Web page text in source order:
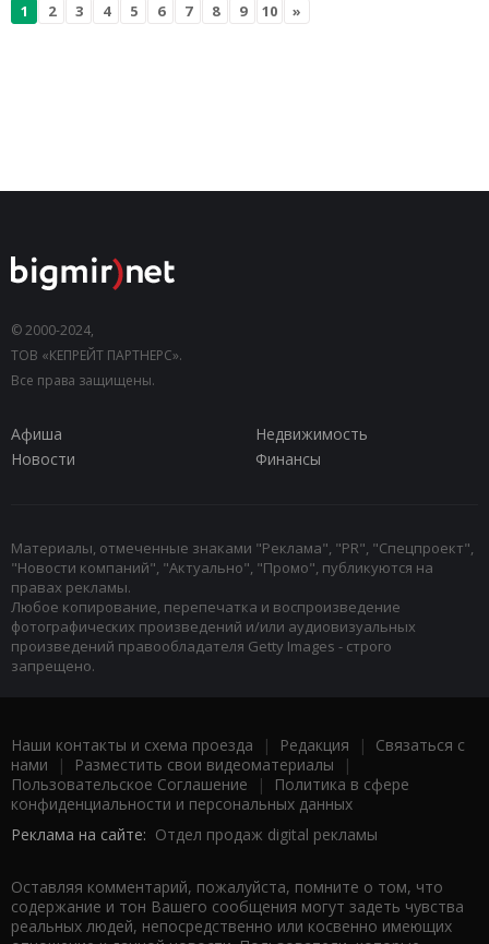
1 2 3 4 5 6 7 8 9 10 »
© 2000-2024,
ТОВ «КЕПРЕЙТ ПАРТНЕРС».
Все права защищены.
Афиша
Недвижимость
Новости
Финансы
Материалы, отмеченные знаками "Реклама", "PR", "Спецпроект",
"Новости компаний", "Актуально", "Промо", публикуются на
правах рекламы.
Любое копирование, перепечатка и воспроизведение
фотографических произведений и/или аудиовизуальных
произведений правообладателя Getty Images - строго
запрещено.
Наши контакты и схема проезда | Редакция | Связаться с
нами | Разместить свои видеоматериалы |
Пользовательское Соглашение |
Политика в сфере
конфиденциальности и персональных данных
Реклама на сайте: Отдел продаж digital рекламы
Оставляя комментарий, пожалуйста, помните о том, что
содержание и тон Вашего сообщения могут задеть чувства
реальных людей, непосредственно или косвенно имеющих